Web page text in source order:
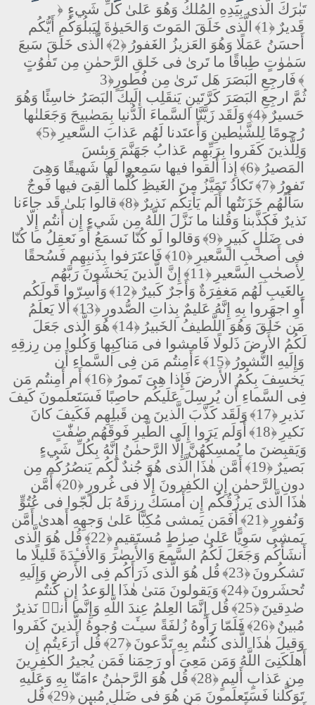
﴿ تَبٰرَكَ الَّذى بِيَدِهِ المُلكُ وَهُوَ عَلىٰ كُلِّ شَيءٍ
قَديرٌ ﴿1﴾
الَّذى خَلَقَ المَوتَ وَالحَيوٰةَ لِيَبلُوَكُم أَيُّكُم
أَحسَنُ عَمَلًا وَهُوَ العَزيزُ الغَفورُ ﴿2﴾
الَّذى خَلَقَ سَبعَ
سَمٰوٰتٍ طِباقًا ما تَرىٰ فى خَلقِ الرَّحمٰنِ مِن تَفٰوُتٍ
فَارجِعِ البَصَرَ هَل تَرىٰ مِن فُطورٍ﴿3﴾
ثُمَّ ارجِعِ البَصَرَ كَرَّتَينِ يَنقَلِب إِلَيكَ البَصَرُ خاسِئًا وَهُوَ
حَسيرٌ ﴿4﴾
وَلَقَد زَيَّنَّا السَّماءَ الدُّنيا بِمَصٰبيحَ وَجَعَلنٰها
رُجومًا لِلشَّيٰطينِ وَأَعتَدنا لَهُم عَذابَ السَّعيرِ ﴿5﴾
وَلِلَّذينَ كَفَروا بِرَبِّهِم عَذابُ جَهَنَّمَ وَبِئسَ
المَصيرُ ﴿6﴾
إِذا أُلقوا فيها سَمِعوا لَها شَهيقًا وَهِىَ
تَفورُ ﴿7﴾
تَكادُ تَمَيَّزُ مِنَ الغَيظِ كُلَّما أُلقِىَ فيها فَوجٌ
سَأَلَهُم خَزَنَتُها أَلَم يَأتِكُم نَذيرٌ ﴿8﴾
قالوا بَلىٰ قَد جاءَنا
نَذيرٌ فَكَذَّبنا وَقُلنا ما نَزَّلَ اللَّهُ مِن شَيءٍ إِن أَنتُم إِلّا
فى ضَلٰلٍ كَبيرٍ ﴿9﴾
وَقالوا لَو كُنّا نَسمَعُ أَو نَعقِلُ ما كُنّا
فى أَصحٰبِ السَّعيرِ ﴿10﴾
فَاعتَرَفوا بِذَنبِهِم فَسُحقًا
لِأَصحٰبِ السَّعيرِ ﴿11﴾
إِنَّ الَّذينَ يَخشَونَ رَبَّهُم
بِالغَيبِ لَهُم مَغفِرَةٌ وَأَجرٌ كَبيرٌ ﴿12﴾
وَأَسِرّوا قَولَكُم
أَوِ اجهَروا بِهِ إِنَّهُ عَليمٌ بِذاتِ الصُّدورِ ﴿13﴾
أَلا يَعلَمُ
مَن خَلَقَ وَهُوَ اللَّطيفُ الخَبيرُ ﴿14﴾
هُوَ الَّذى جَعَلَ
لَكُمُ الأَرضَ ذَلولًا فَامشوا فى مَناكِبِها وَكُلوا مِن رِزقِهِ
وَإِلَيهِ النُّشورُ ﴿15﴾
ءَأَمِنتُم مَن فِى السَّماءِ أَن
يَخسِفَ بِكُمُ الأَرضَ فَإِذا هِىَ تَمورُ ﴿16﴾
أَم أَمِنتُم مَن
فِى السَّماءِ أَن يُرسِلَ عَلَيكُم حاصِبًا فَسَتَعلَمونَ كَيفَ
نَذيرِ ﴿17﴾
وَلَقَد كَذَّبَ الَّذينَ مِن قَبلِهِم فَكَيفَ كانَ
نَكيرِ ﴿18﴾
أَوَلَم يَرَوا إِلَى الطَّيرِ فَوقَهُم صٰفّٰتٍ
وَيَقبِضنَ ما يُمسِكُهُنَّ إِلَّا الرَّحمٰنُ إِنَّهُ بِكُلِّ شَيءٍ
بَصيرٌ ﴿19﴾
أَمَّن هٰذَا الَّذى هُوَ جُندٌ لَكُم يَنصُرُكُم مِن
دونِ الرَّحمٰنِ إِنِ الكٰفِرونَ إِلّا فى غُرورٍ ﴿20﴾
أَمَّن
هٰذَا الَّذى يَرزُقُكُم إِن أَمسَكَ رِزقَهُ بَل لَجّوا فى عُتُوٍّ
وَنُفورٍ ﴿21﴾
أَفَمَن يَمشى مُكِبًّا عَلىٰ وَجهِهِ أَهدىٰ أَمَّن
يَمشى سَوِيًّا عَلىٰ صِرٰطٍ مُستَقيمٍ ﴿22﴾
قُل هُوَ الَّذى
أَنشَأَكُم وَجَعَلَ لَكُمُ السَّمعَ وَالأَبصٰرَ وَالأَفـِٔدَةَ قَليلًا ما
تَشكُرونَ﴿23﴾
قُل هُوَ الَّذى ذَرَأَكُم فِى الأَرضِ وَإِلَيهِ
تُحشَرونَ﴿24﴾
وَيَقولونَ مَتىٰ هٰذَا الوَعدُ إِن كُنتُم
صٰدِقينَ﴿25﴾
قُل إِنَّمَا العِلمُ عِندَ اللَّهِ وَإِنَّما أَنا۠ نَذيرٌ
مُبينٌ﴿26﴾
فَلَمّا رَأَوهُ زُلفَةً سيـَٔت وُجوهُ الَّذينَ كَفَروا
وَقيلَ هٰذَا الَّذى كُنتُم بِهِ تَدَّعونَ﴿27﴾
قُل أَرَءَيتُم إِن
أَهلَكَنِىَ اللَّهُ وَمَن مَعِىَ أَو رَحِمَنا فَمَن يُجيرُ الكٰفِرينَ
مِن عَذابٍ أَليمٍ ﴿28﴾
قُل هُوَ الرَّحمٰنُ ءامَنّا بِهِ وَعَلَيهِ
تَوَكَّلنا فَسَتَعلَمونَ مَن هُوَ فى ضَلٰلٍ مُبينٍ﴿29﴾
قُل